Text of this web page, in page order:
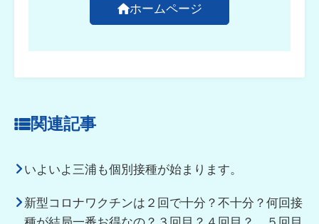
ホームページ
関連記事
いよいよ三浦も個別接種が始まります。
新型コロナワクチンは２回で十分？不十分？何回接